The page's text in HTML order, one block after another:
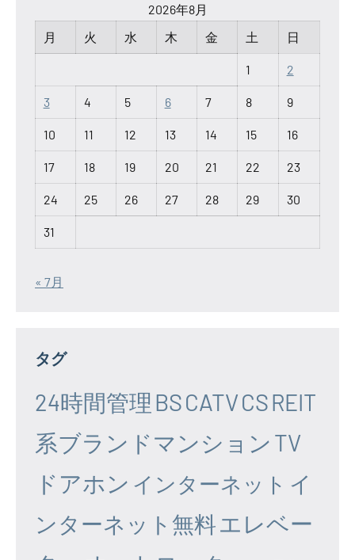
2026年8月
月
火 水 木 金 土 日
1 2
3 4 5 6 7 8 9
10 11 12 13 14 15 16
17 18 19 20 21 22 23
24 25 26 27 28 29 30
31
« 7月
タグ
24時間管理 BSCATVCSREIT
系ブランドマンション TV
ドアホン インターネット イ
ンターネット無料エレベー